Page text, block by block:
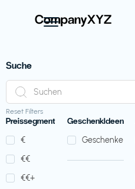
Suche
Reset Filters
Preissegment
€‎
€‎€‎
€‎€‎+
GeschenkIdeen
Geschenke